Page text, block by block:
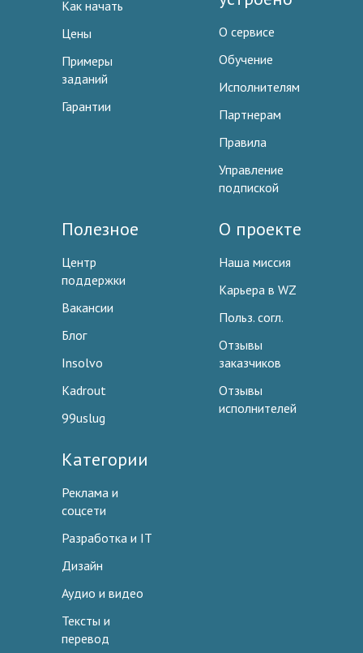
Как начать
Цены
Примеры
заданий
Гарантии
О сервисе
Обучение
Исполнителям
Партнерам
Правила
Управление
подпиской
Полезное
Центр
поддержки
Вакансии
Блог
Insolvo
Kadrout
99uslug
О проекте
Наша миссия
Карьера в WZ
Польз. согл.
Отзывы
заказчиков
Отзывы
исполнителей
Категории
Реклама и
соцсети
Разработка и IT
Дизайн
Аудио и видео
Тексты и
перевод